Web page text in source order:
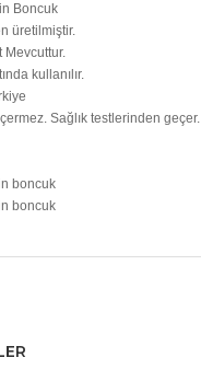
Boncuk
üretilmiştir.
Mevcuttur.
kullanılır.
Sağlık testlerinden geçer.
boncuk
boncuk